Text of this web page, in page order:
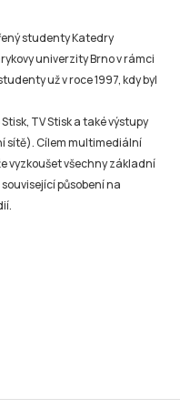
studenty Katedry
univerzity Brno v rámci
už v roce 1997, kdy byl
TV Stisk a také výstupy
sítě). Cílem multimediální
vyzkoušet všechny základní
působení na